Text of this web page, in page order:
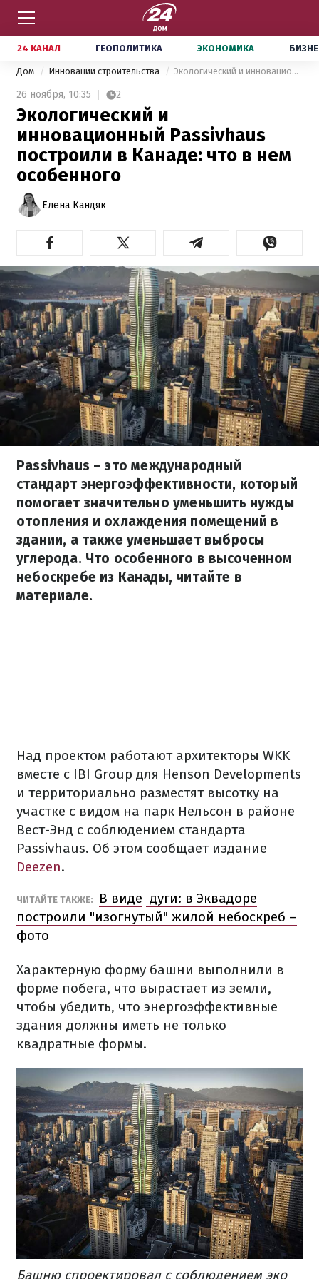
24 КАНАЛ ГЕОПОЛИТИКА ЭКОНОМИКА
Дом Инновации строительства Экологический и инновационный Passivhaus построили в Канаде: что в нем особенного
26 ноября, 10:35 2
Экологический и
инновационный Passivhaus
построили в Канаде: что в нем
особенного
Елена Кандяк
Passivhaus – это международный
стандарт энергоэффективности, который
помогает значительно уменьшить нужды
отопления и охлаждения помещений в
здании, а также уменьшает выбросы
углерода. Что особенного в высоченном
небоскребе из Канады, читайте в
материале.
Над проектом работают архитекторы WKK
вместе с IBI Group для Henson Developments
и территориально разместят высотку на
участке с видом на парк Нельсон в районе
Вест-Энд с соблюдением стандарта
Passivhaus. Об этом сообщает издание
Deezen.
ЧИТАЙТЕ ТАКЖЕ: В виде дуги: в Эквадоре
построили "изогнутый" жилой небоскреб –
фото
Характерную форму башни выполнили в
форме побега, что вырастает из земли,
чтобы убедить, что энергоэффективные
здания должны иметь не только
квадратные формы.
Башню спроектировал с соблюдением эко